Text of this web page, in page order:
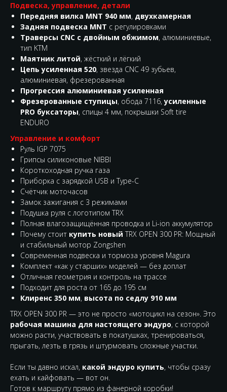
Подвеска, управление, детали
Передняя вилка MNT 940 мм, двухкамерная
Задняя подвеска MNT с регулировками
Траверсы CNC с двойным обжимом, алюминиевые,
тип KTM
Маятник литой, жёсткий и лёгкий
Цепь усиленная 520, звезда CNC 49 зубьев,
алюминиевая, фрезерованная
Прогрессия алюминиевая усиленная
Фрезерованные ступицы, обода 7116,усиленные
PRO буксаторы, спицы 4 мм, покрышки Soft tire
ENDURO
Управление и комфорт
Руль IGP 7075
Грипсы силиконовые NIBBI
Короткоходная ручка газа
Приборка с зарядкой USB и Type-C
Счётчик моточасов
Замок зажигания с 3 режимами
Подушка руля с логотипом TRX
Полная влагозащищённая проводка и Li-ion аккумулятор
Почему стоит купить новый TRX OPEN 300 PR: Мощный
и стабильный мотор Zongshen
Современная подвеска и тормоза уровня Magura
Комплект «как у старших» моделей — без доплат
Отличная геометрия и контроль на трассе
Подходит для роста от 165 до 195 см
Клиренс 350 мм, высота по седлу 910 мм
TRX OPEN 300 PR — это не просто «мотоцикл на сезон». Это
рабочая машина для настоящего эндуро, с которой
можно расти, участвовать в покатушках, тренироваться,
прыгать, лезть в грязь и штурмовать сложные участки.
Если ты давно искал, какой эндуро купить, чтобы сразу
ехать и кайфовать — вот он.
Готов к маршруту прямо из фанерной коробки!